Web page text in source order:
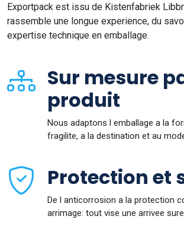
Exportpack est issu de Kistenfabriek
rassemble une longue experience, du
expertise technique en emballage.
Sur mesure
produit
Nous adaptons l emballage a la
fragilite, a la destination et au
Protection et
De l anticorrosion a la protection
arrimage: tout vise une arrivee